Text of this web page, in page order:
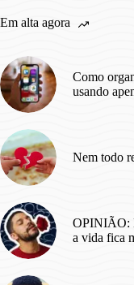
Em alta agora
Como
usando
Nem todo
OPINIÃO:
a vida fica